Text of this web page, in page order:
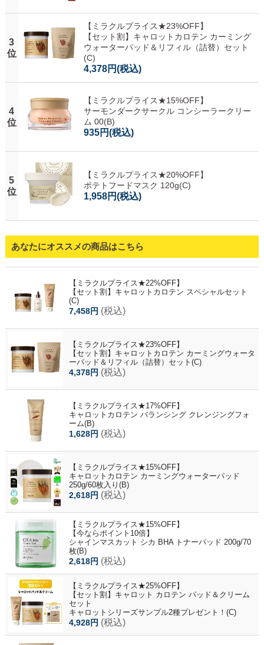
3
位
【ミラクルプライス★23%OFF】
【セット割】キャロットカロテン カーミング
ウォーターパッド＆リフィル（詰替）セット
(C)
4,378円(税込)
4
位
【ミラクルプライス★15%OFF】
サーモンダークサークル コンシーラークリー
ム 00(B)
935円(税込)
5
位
【ミラクルプライス★20%OFF】
ポテトフードマスク 120g(C)
1,958円(税込)
あなたにオススメの商品はこちら
【ミラクルプライス★22%OFF】
【セット割】キャロットカロテン スペシャルセット
(C)
7,458円 (税込)
【ミラクルプライス★23%OFF】
【セット割】キャロットカロテン カーミングウォータ
ーパッド＆リフィル（詰替）セット(C)
4,378円 (税込)
【ミラクルプライス★17%OFF】
キャロットカロテン バランシング クレンジングフォ
ーム(B)
1,628円 (税込)
【ミラクルプライス★15%OFF】
キャロットカロテン カーミングウォーターパッド
250g/60枚入り(B)
2,618円 (税込)
【ミラクルプライス★15%OFF】
【今ならポイント10倍】
シャインマスカット シカ BHA トナーパッド 200g/70
枚(B)
2,618円 (税込)
【ミラクルプライス★25%OFF】
【セット割】キャロット カロテン パッド＆クリーム
セット
キャロットシリーズサンプル2種プレゼント！(C)
4,928円 (税込)